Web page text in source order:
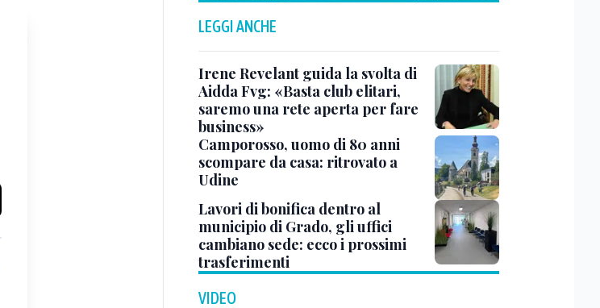
LEGGI ANCHE
Irene Revelant guida la svolta di
Aidda Fvg: «Basta club elitari,
saremo una rete aperta per fare
business»
Camporosso, uomo di 80 anni
scompare da casa: ritrovato a
Udine
Lavori di bonifica dentro al
municipio di Grado, gli uffici
cambiano sede: ecco i prossimi
trasferimenti
VIDEO